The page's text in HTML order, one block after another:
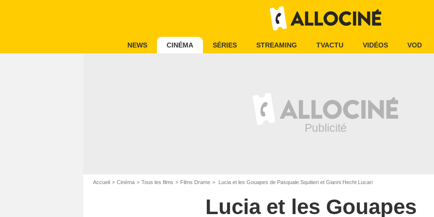
NEWS CINÉMA SÉRIES STREAMING TVACTU VIDÉOS VOD
Accueil Cinéma Tous les films Films Drame Lucia et les Gouapes de Pasquale Squitieri et Gianni Hecht Lucari
Lucia et les Gouapes